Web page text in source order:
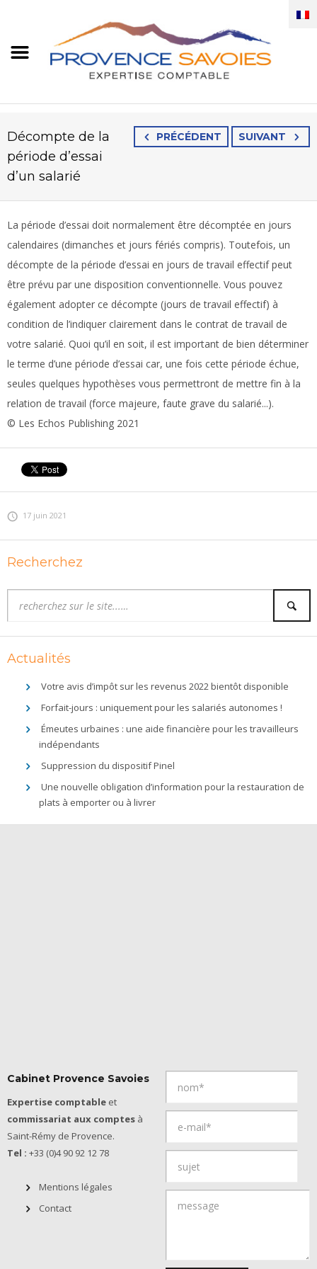
PRÉCÉDENT SUIVANT
Décompte de la
période d’essai
d’un salarié
La période d’essai doit normalement être décomptée en jours
calendaires (dimanches et jours fériés compris). Toutefois, un
décompte de la période d’essai en jours de travail effectif peut
être prévu par une disposition conventionnelle. Vous pouvez
également adopter ce décompte (jours de travail effectif) à
condition de l’indiquer clairement dans le contrat de travail de
votre salarié. Quoi qu’il en soit, il est important de bien déterminer
le terme d’une période d’essai car, une fois cette période échue,
seules quelques hypothèses vous permettront de mettre fin à la
relation de travail (force majeure, faute grave du salarié...).
© Les Echos Publishing 2021
17 juin 2021
Recherchez
Actualités
Votre avis d’impôt sur les revenus 2022 bientôt disponible
Forfait-jours : uniquement pour les salariés autonomes !
Émeutes urbaines : une aide financière pour les travailleurs
indépendants
Suppression du dispositif Pinel
Une nouvelle obligation d’information pour la restauration de
plats à emporter ou à livrer
Cabinet Provence Savoies
Expertise comptable et
commissariat aux comptes à
Saint-Rémy de Provence.
Tel : +33 (0)4 90 92 12 78
Mentions légales
Contact